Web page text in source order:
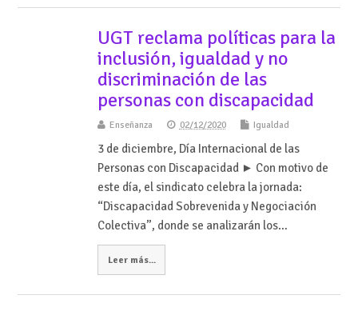
UGT reclama políticas para la
inclusión, igualdad y no
discriminación de las
personas con discapacidad
Enseñanza 02/12/2020 Igualdad
3 de diciembre, Día Internacional de las
Personas con Discapacidad ► Con motivo de
este día, el sindicato celebra la jornada:
“Discapacidad Sobrevenida y Negociación
Colectiva”, donde se analizarán los…
Leer más...